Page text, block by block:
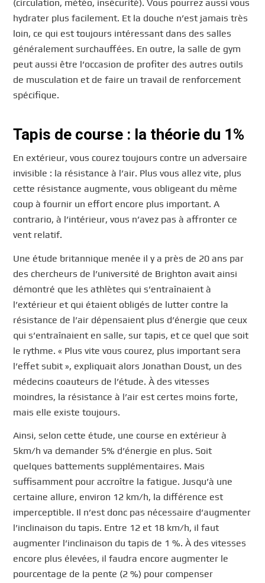
(circulation, météo, insécurité). Vous pourrez aussi vous
hydrater plus facilement. Et la douche n’est jamais très
loin, ce qui est toujours intéressant dans des salles
généralement surchauffées. En outre, la salle de gym
peut aussi être l’occasion de profiter des autres outils
de musculation et de faire un travail de renforcement
spécifique.
Tapis de course : la théorie du 1%
En extérieur, vous courez toujours contre un adversaire
invisible : la résistance à l’air. Plus vous allez vite, plus
cette résistance augmente, vous obligeant du même
coup à fournir un effort encore plus important. A
contrario, à l’intérieur, vous n’avez pas à affronter ce
vent relatif.
Une étude britannique menée il y a près de 20 ans par
des chercheurs de l’université de Brighton avait ainsi
démontré que les athlètes qui s’entraînaient à
l’extérieur et qui étaient obligés de lutter contre la
résistance de l’air dépensaient plus d’énergie que ceux
qui s’entraînaient en salle, sur tapis, et ce quel que soit
le rythme. « Plus vite vous courez, plus important sera
l’effet subit », expliquait alors Jonathan Doust, un des
médecins coauteurs de l’étude. À des vitesses
moindres, la résistance à l’air est certes moins forte,
mais elle existe toujours.
Ainsi, selon cette étude, une course en extérieur à
5km/h va demander 5% d’énergie en plus. Soit
quelques battements supplémentaires. Mais
suffisamment pour accroître la fatigue. Jusqu’à une
certaine allure, environ 12 km/h, la différence est
imperceptible. Il n’est donc pas nécessaire d’augmenter
l’inclinaison du tapis. Entre 12 et 18 km/h, il faut
augmenter l’inclinaison du tapis de 1 %. À des vitesses
encore plus élevées, il faudra encore augmenter le
pourcentage de la pente (2 %) pour compenser